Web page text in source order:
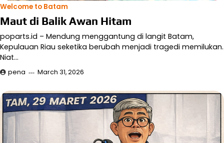
Welcome to Batam
Maut di Balik Awan Hitam
poparts.id – Mendung menggantung di langit Batam,
Kepulauan Riau seketika berubah menjadi tragedi memilukan.
Niat…
pena March 31, 2026